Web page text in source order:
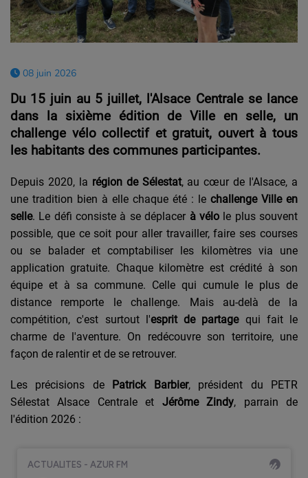
08 juin 2026
Du 15 juin au 5 juillet, l'Alsace Centrale se lance
dans la sixième édition de Ville en selle, un
challenge vélo collectif et gratuit, ouvert à tous
les habitants des communes participantes.
Depuis 2020, la région de Sélestat, au cœur de l'Alsace, a
une tradition bien à elle chaque été : le challenge Ville en
selle. Le défi consiste à se déplacer à vélole plus souvent
possible, que ce soit pour aller travailler, faire ses courses
ou se balader et comptabiliser les kilomètres via une
application gratuite. Chaque kilomètre est crédité à son
équipe et à sa commune. Celle qui cumule le plus de
distance remporte le challenge.
Mais au-delà de la
compétition, c'est surtout l'esprit de partagequi fait le
charme de l'aventure. On redécouvre son territoire, une
façon de ralentir et de se retrouver.
Les précisions de Patrick Barbier, président du PETR
Sélestat Alsace Centrale et Jérôme Zindy, parrain de
l'édition 2026 :